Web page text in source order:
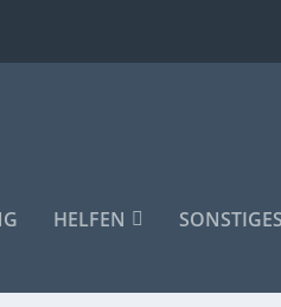
HELFEN SONSTIGES